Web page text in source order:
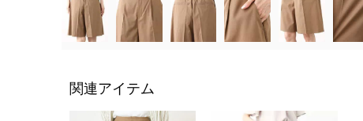
関連アイテム